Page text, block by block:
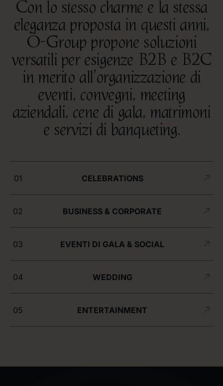
CHARME
Con lo stesso charme e la stessa
eleganza proposta in questi anni,
Ó-Group propone soluzioni
versatili per esigenze B2B e B2C
in merito all’organizzazione di
eventi, convegni, meeting
aziendali, cene di gala, matrimoni
e servizi di banqueting.
01 CELEBRATIONS
02 BUSINESS & CORPORATE
03 EVENTI DI GALA & SOCIAL
04 WEDDING
05 ENTERTAINMENT